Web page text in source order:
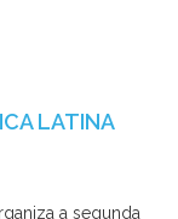
LATINA
a segunda